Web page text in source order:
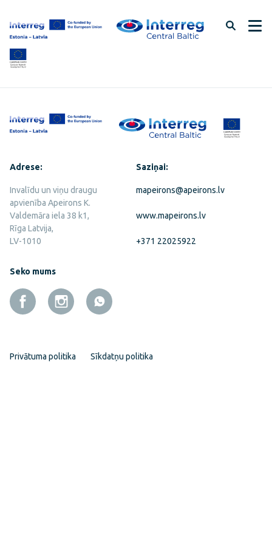
uz
lapas
saturu
Adrese:
Invalīdu un viņu draugu
apvienība Apeirons K.
Valdemāra iela 38 k1,
Rīga Latvija,
LV-1010
Saziņai:
mapeirons@apeirons.lv
www.mapeirons.lv
+371 22025922
Seko mums
Privātuma politika Sīkdatņu politika